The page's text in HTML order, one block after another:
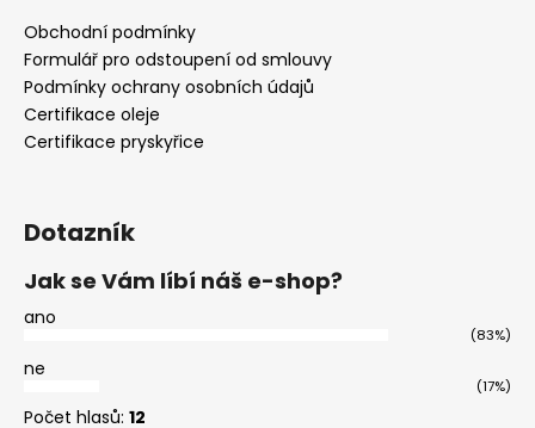
Obchodní podmínky
Formulář pro odstoupení od smlouvy
Podmínky ochrany osobních údajů
Certifikace oleje
Certifikace pryskyřice
Dotazník
Jak se Vám líbí náš e-shop?
ano
(83%)
ne
(17%)
Počet hlasů: 12